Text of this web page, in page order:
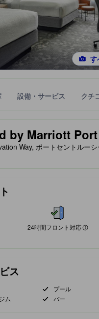
す
設備・サービス クチ
by Marriott
トから受け取った情報であり
Way, ポートセントルー
24時間フロント対応
応
ス
プール
ム
バー